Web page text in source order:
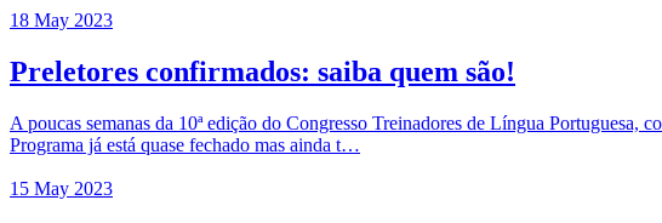
18 May 2023
Preletores confirmados: saiba quem são!
A poucas semanas da 10ª edição do Congresso Treinadores de Língua
Programa já está quase fechado mas ainda t…
15 May 2023